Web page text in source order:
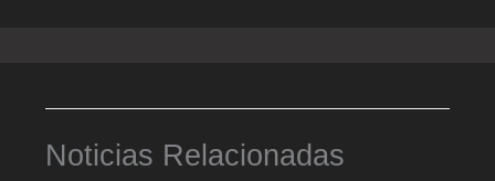
Noticias Relacionadas